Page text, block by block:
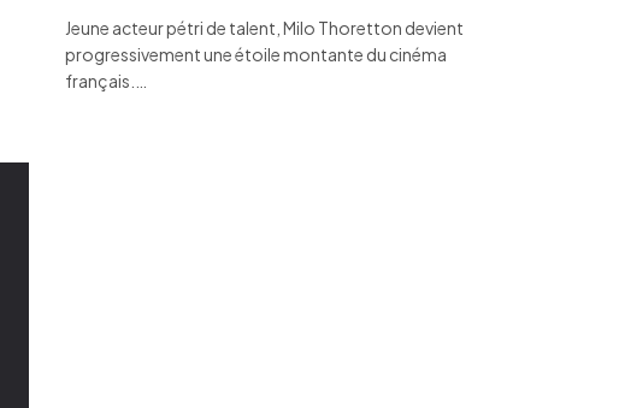
Jeune acteur pétri de talent, Milo Thoretton devient
progressivement une étoile montante du cinéma
français.…